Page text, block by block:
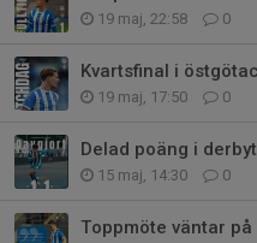
19 maj, 22:58 0
Kvartsfinal i
19 maj, 17:50 0
Delad poäng i
15 maj, 14:30 0
Toppmöte väntar